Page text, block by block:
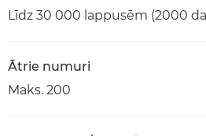
Līdz 30 000 lappusēm (2000
Ātrie numuri
Maks. 200